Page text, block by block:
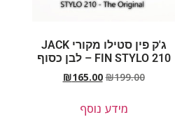
ג'ק פין סטילו מקורי JACK
FIN STYLO 210 – לבן כסוף
₪199.00
₪165.00
מידע נוסף